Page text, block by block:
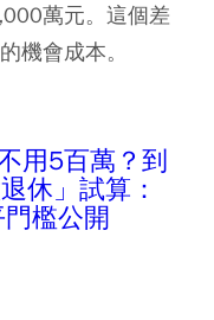
萬元。這個差
機會成本。
用5百萬？到
休」試算：
檻公開